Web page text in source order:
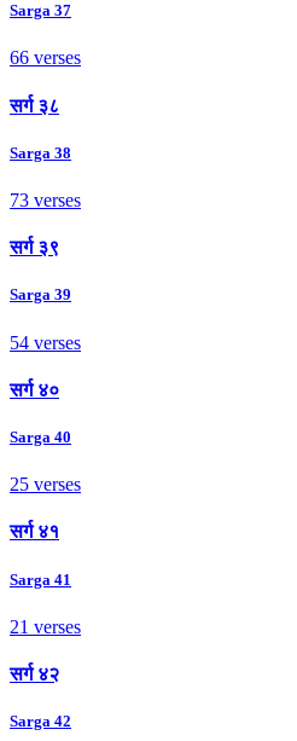
Sarga 37
66 verses
सर्ग ३८
Sarga 38
73 verses
सर्ग ३९
Sarga 39
54 verses
सर्ग ४०
Sarga 40
25 verses
सर्ग ४१
Sarga 41
21 verses
सर्ग ४२
Sarga 42